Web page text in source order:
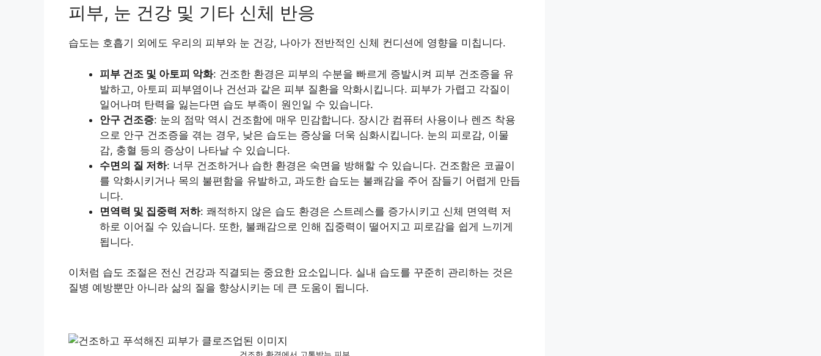
피부, 눈 건강 및 기타 신체 반응
습도는 호흡기 외에도 우리의 피부와 눈 건강, 나아가 전반적인 신체 컨디션에 영향을 미칩니다.
피부 건조 및 아토피 악화: 건조한 환경은 피부의 수분을 빠르게 증발시켜 피부 건조증을 유
발하고, 아토피 피부염이나 건선과 같은 피부 질환을 악화시킵니다. 피부가 가렵고 각질이
일어나며 탄력을 잃는다면 습도 부족이 원인일 수 있습니다.
안구 건조증: 눈의 점막 역시 건조함에 매우 민감합니다. 장시간 컴퓨터 사용이나 렌즈 착용
으로 안구 건조증을 겪는 경우, 낮은 습도는 증상을 더욱 심화시킵니다. 눈의 피로감, 이물
감, 충혈 등의 증상이 나타날 수 있습니다.
수면의 질 저하: 너무 건조하거나 습한 환경은 숙면을 방해할 수 있습니다. 건조함은 코골이
를 악화시키거나 목의 불편함을 유발하고, 과도한 습도는 불쾌감을 주어 잠들기 어렵게 만듭
니다.
면역력 및 집중력 저하: 쾌적하지 않은 습도 환경은 스트레스를 증가시키고 신체 면역력 저
하로 이어질 수 있습니다. 또한, 불쾌감으로 인해 집중력이 떨어지고 피로감을 쉽게 느끼게
됩니다.
이처럼 습도 조절은 전신 건강과 직결되는 중요한 요소입니다. 실내 습도를 꾸준히 관리하는 것은
질병 예방뿐만 아니라 삶의 질을 향상시키는 데 큰 도움이 됩니다.
건조한 환경에서 고통받는 피부